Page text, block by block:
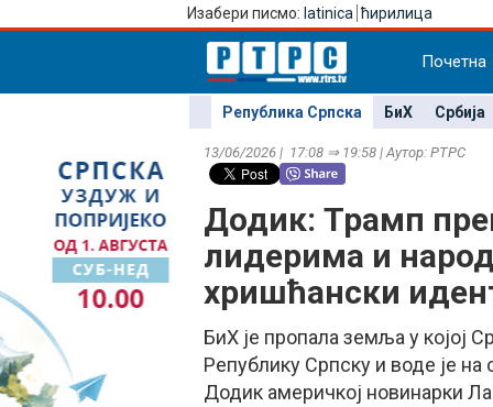
Изабери писмо: latinica ћирилица
Почетна
Република Српска БиХ Србија
13/06/2026 | 17:08 ⇒ 19:58 | Аутор: РТРС
Додик: Трамп
лидерима и
хришћански
БиХ је пропала земља у којој
Републику Српску и воде је
Додик америчкој новинарки